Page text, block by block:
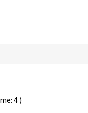
4 )